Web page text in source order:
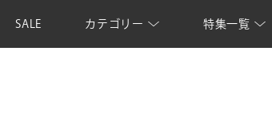
SALE カテゴリー 特集一覧